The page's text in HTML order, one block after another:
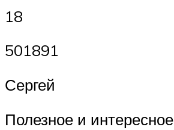
18
501891
Сергей
Полезное и интересное